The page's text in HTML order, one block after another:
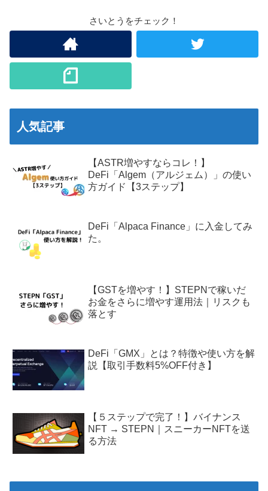
さいとうをチェック！
人気記事
【ASTR増やすならコレ！】
DeFi「Algem（アルジェム）」の使い
方ガイド【3ステップ】
DeFi「Alpaca Finance」に入金してみ
た。
【GSTを増やす！】STEPNで稼いだ
お金をさらに増やす運用法｜リスクも
落とす
DeFi「GMX」とは？特徴や使い方を解
説【取引手数料5%OFF付き】
【５ステップで完了！】バイナンス
NFT → STEPN｜スニーカーNFTを送
る方法